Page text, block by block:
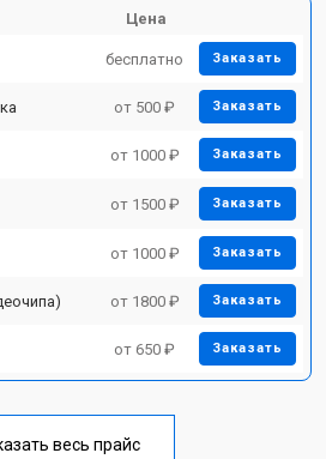
Цена
бесплатно Заказать
от 500 ₽ Заказать
от 1000 ₽ Заказать
от 1500 ₽ Заказать
от 1000 ₽ Заказать
от 1800 ₽ Заказать
от 650 ₽ Заказать
весь прайс